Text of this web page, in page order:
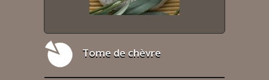
Tome de chèvre